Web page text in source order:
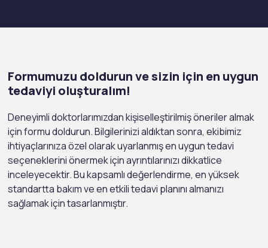
Formumuzu doldurun ve sizin için en uygun
tedaviyi oluşturalım!
Deneyimli doktorlarımızdan kişiselleştirilmiş öneriler almak
için formu doldurun. Bilgilerinizi aldıktan sonra, ekibimiz
ihtiyaçlarınıza özel olarak uyarlanmış en uygun tedavi
seçeneklerini önermek için ayrıntılarınızı dikkatlice
inceleyecektir. Bu kapsamlı değerlendirme, en yüksek
standartta bakım ve en etkili tedavi planını almanızı
sağlamak için tasarlanmıştır.